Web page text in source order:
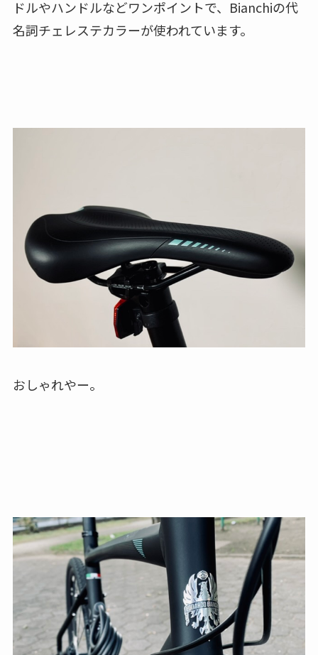
ドルやハンドルなどワンポイントで、Bianchiの代
名詞チェレステカラーが使われています。
おしゃれやー。